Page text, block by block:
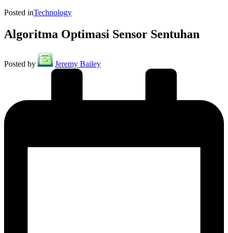
Posted inTechnology
Algoritma Optimasi Sensor Sentuhan
Posted by Jeremy Bailey